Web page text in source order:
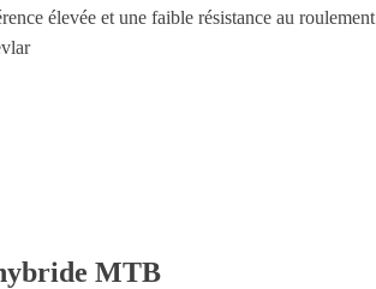
élevée et une faible résistance au roulement
MTB